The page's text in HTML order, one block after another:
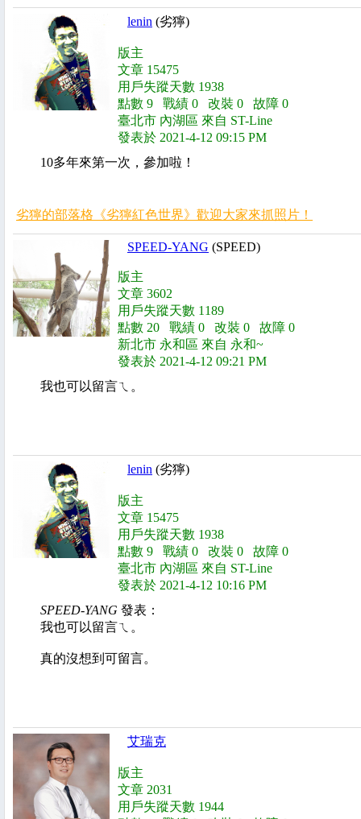
lenin (劣獰)
版主
文章 15475
用戶失蹤天數 1938
點數 9 戰績 0 改裝 0 故障 0
臺北市 內湖區 來自 ST-Line
發表於 2021-4-12 09:15 PM
10多年來第一次，參加啦！
劣獰的部落格《劣獰紅色世界》歡迎大家來抓照片！
SPEED-YANG (SPEED)
版主
文章 3602
用戶失蹤天數 1189
點數 20 戰績 0 改裝 0 故障 0
新北市 永和區 來自 永和~
發表於 2021-4-12 09:21 PM
我也可以留言ㄟ。
lenin (劣獰)
版主
文章 15475
用戶失蹤天數 1938
點數 9 戰績 0 改裝 0 故障 0
臺北市 內湖區 來自 ST-Line
發表於 2021-4-12 10:16 PM
SPEED-YANG 發表：
我也可以留言ㄟ。
真的沒想到可留言。
艾瑞克
版主
文章 2031
用戶失蹤天數 1944